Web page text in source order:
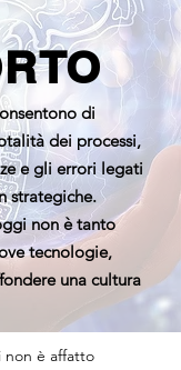
di
dei processi,
e gli errori legati
strategiche.
non è tanto
tecnologie,
una cultura
non è affatto